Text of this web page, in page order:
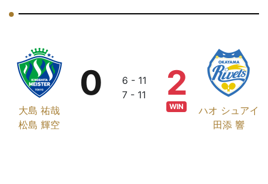
大島 祐哉
松島 輝空
0
6 - 11
7 - 11
ハオ シュアイ
田添 響
2
WIN